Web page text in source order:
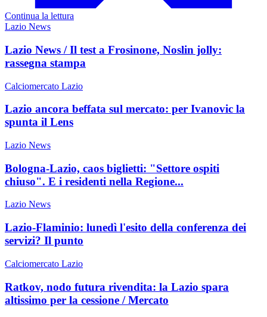
Continua la lettura
Lazio News
Lazio News / Il test a Frosinone, Noslin jolly:
rassegna stampa
Calciomercato Lazio
Lazio ancora beffata sul mercato: per Ivanovic la
spunta il Lens
Lazio News
Bologna-Lazio, caos biglietti: "Settore ospiti
chiuso". E i residenti nella Regione...
Lazio News
Lazio-Flaminio: lunedì l'esito della conferenza dei
servizi? Il punto
Calciomercato Lazio
Ratkov, nodo futura rivendita: la Lazio spara
altissimo per la cessione / Mercato